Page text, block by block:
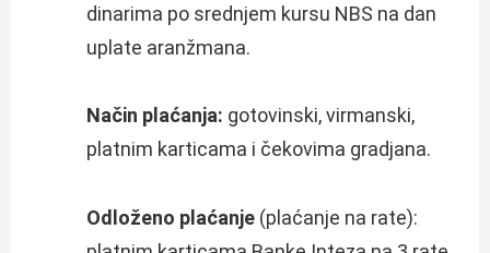
dinarima po srednjem kursu NBS na dan
uplate aranžmana.
Način plaćanja: gotovinski, virmanski,
platnim karticama i čekovima gradjana.
Odloženo plaćanje (plaćanje na rate):